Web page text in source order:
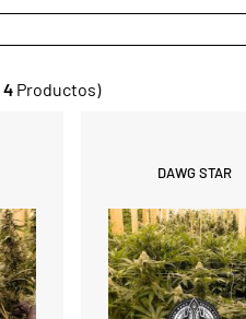
4 Productos)
DAWG STAR